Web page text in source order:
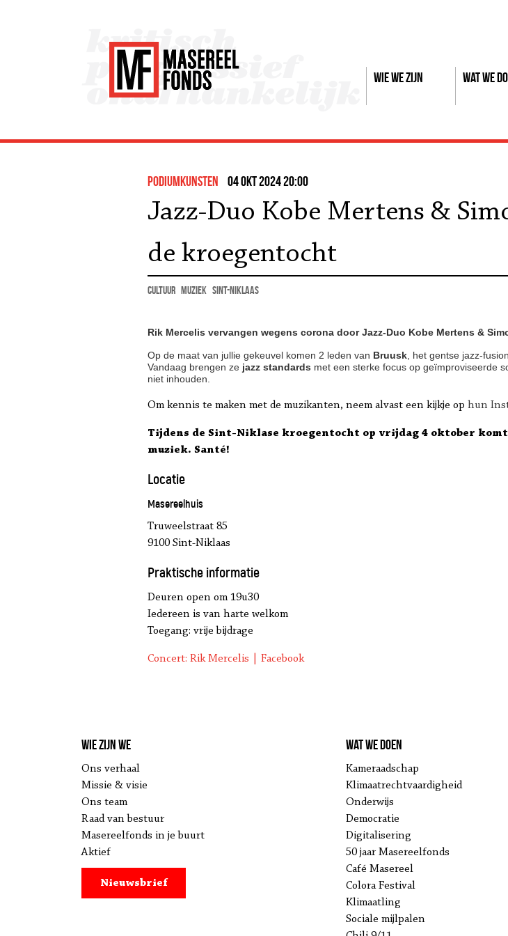
Wie we zijn Wat we
podiumkunsten 04 okt 2024 20:00
Jazz-Duo Kobe Mertens &
de kroegentocht
cultuur muziek Sint-Niklaas
Rik Mercelis vervangen wegens corona door Jazz-Duo Kobe Mertens &
Op de maat van jullie gekeuvel komen 2 leden van Bruusk , het gentse jazz-
Vandaag brengen ze jazz standards met een sterke focus op geïmproviseerde
niet inhouden.
Om kennis te maken met de muzikanten, neem alvast een kijkje op hun
Tijdens de Sint-Niklase kroegentocht op vrijdag 4 oktober
muziek. Santé!
Locatie
Masereelhuis
Truweelstraat 85
9100 Sint-Niklaas
Praktische informatie
Deuren open om 19u30
Iedereen is van harte welkom
Toegang: vrije bijdrage
Concert: Rik Mercelis | Facebook
Wie zijn we
Ons verhaal
Missie & visie
Ons team
Raad van bestuur
Masereelfonds in je buurt
Aktief
Nieuwsbrief
Wat we doen
Kameraadschap
Klimaatrechtvaardigheid
Onderwijs
Democratie
Digitalisering
50 jaar Masereelfonds
Café Masereel
Colora Festival
Klimaatling
Sociale mijlpalen